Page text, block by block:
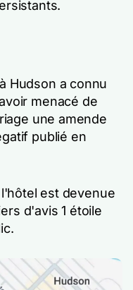
à Hudson a connu
menacé de
une amende
publié en
est devenue
d'avis 1 étoile